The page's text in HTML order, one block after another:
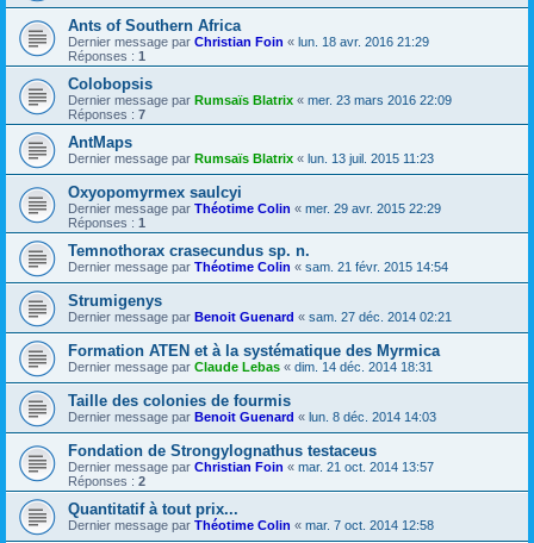
Ants of Southern Africa
Dernier message par Christian Foin « lun. 18 avr. 2016 21:29
Réponses : 1
Colobopsis
Dernier message par Rumsaïs Blatrix « mer. 23 mars 2016 22:09
Réponses : 7
AntMaps
Dernier message par Rumsaïs Blatrix « lun. 13 juil. 2015 11:23
Oxyopomyrmex saulcyi
Dernier message par Théotime Colin « mer. 29 avr. 2015 22:29
Réponses : 1
Temnothorax crasecundus sp. n.
Dernier message par Théotime Colin « sam. 21 févr. 2015 14:54
Strumigenys
Dernier message par Benoit Guenard « sam. 27 déc. 2014 02:21
Formation ATEN et à la systématique des Myrmica
Dernier message par Claude Lebas « dim. 14 déc. 2014 18:31
Taille des colonies de fourmis
Dernier message par Benoit Guenard « lun. 8 déc. 2014 14:03
Fondation de Strongylognathus testaceus
Dernier message par Christian Foin « mar. 21 oct. 2014 13:57
Réponses : 2
Quantitatif à tout prix...
Dernier message par Théotime Colin « mar. 7 oct. 2014 12:58